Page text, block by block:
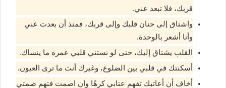
قربك، فلا تبعد عني.
واشتاق إلى حنان قلبك وإلى قربك، فمنذ أن بعدت عني
وأنا أشعر بالوحدة.
القلب يشتاق إليك، حتى لو نستني قلبي عمره ما ينساك.
أسكنتك في قلبي بين الضلوع، وغيرك أنت ما ترى العيون.
أخاف أن أعاتبك تفهم عتابي كرهًا وان اصمت فتهم صمتي